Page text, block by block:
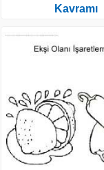
Kavramı